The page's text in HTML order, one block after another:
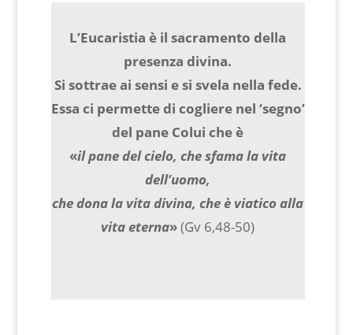
L’Eucaristia è il sacramento della
presenza divina.
Si sottrae ai sensi e si svela nella fede.
Essa ci permette di cogliere nel ‘segno’
del pane Colui che è
«il pane del cielo, che sfama la vita
dell’uomo,
che dona la vita divina, che è viatico alla
vita eterna»(Gv 6,48-50)